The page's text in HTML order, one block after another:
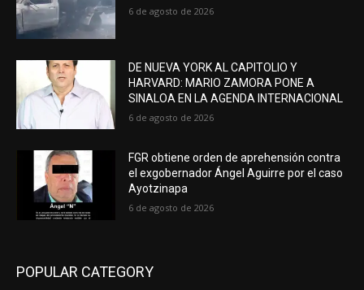
6 de agosto de 2026
DE NUEVA YORK AL CAPITOLIO Y
HARVARD: MARIO ZAMORA PONE A
SINALOA EN LA AGENDA INTERNACIONAL
6 de agosto de 2026
FGR obtiene orden de aprehensión contra
el exgobernador Ángel Aguirre por el caso
Ayotzinapa
6 de agosto de 2026
POPULAR CATEGORY